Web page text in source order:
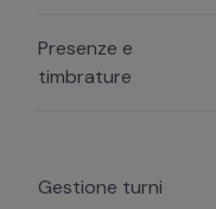
Presenze e
timbrature
Gestione turni